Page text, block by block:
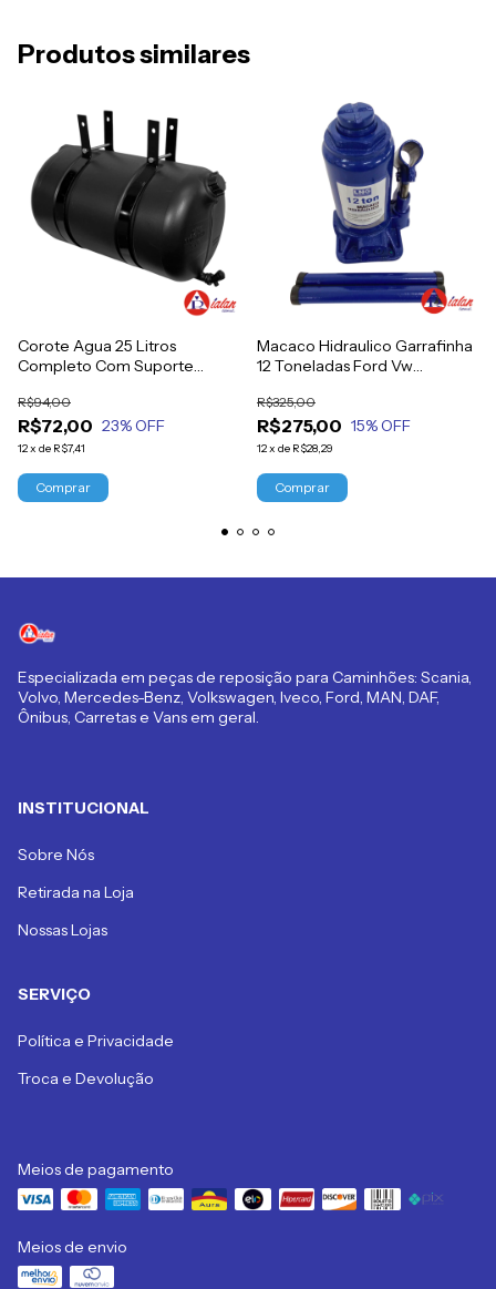
Produtos similares
Corote Agua 25 Litros
Completo Com Suporte
R$72,00
R$94,00
23% OFF
12x de R$7,41
Macaco Hidraulico Garrafinha
12 Toneladas Ford Vw
R$275,00
R$325,00
15% OFF
12x de R$28,29
Especializada em peças de reposição para Caminhões: Scania,
Volvo, Mercedes-Benz, Volkswagen, Iveco, Ford, MAN, DAF,
Ônibus, Carretas e Vans em geral.
INSTITUCIONAL
Sobre Nós
Retirada na Loja
Nossas Lojas
SERVIÇO
Política e Privacidade
Troca e Devolução
Meios de pagamento
Meios de envio